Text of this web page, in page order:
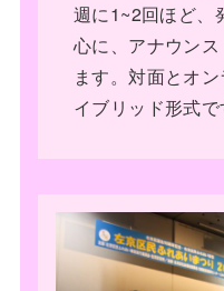
週に1~2回ほど、
心に、アナウン
ます。対面とオ
イブリッド形式で